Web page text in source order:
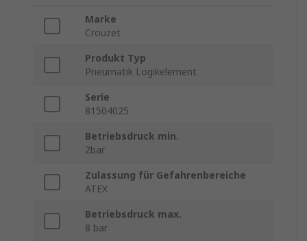
Marke
Crouzet
Produkt Typ
Pneumatik Logikelement
Serie
81504025
Betriebsdruck min.
2bar
Zulassung für Gefahrenbereiche
ATEX
Betriebsdruck max.
8 bar